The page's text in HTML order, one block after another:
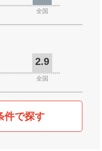
全国
2.9
全国
件で探す